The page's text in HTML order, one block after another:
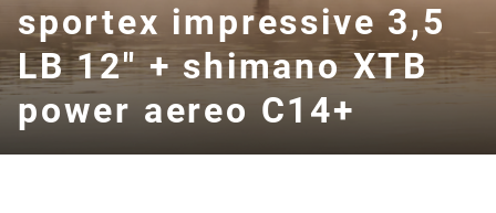
sportex impressive 3,5
LB 12" + shimano XTB
power aereo C14+